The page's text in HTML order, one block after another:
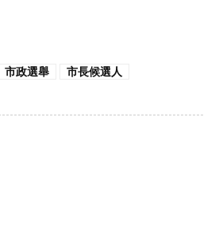
市政選舉 市長候選人